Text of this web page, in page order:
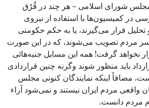
مجلس شورای اسلامی – هر چند در قُرُق
در کمیسیون‌ها با استفاده از نیروی
قرار می‌گیرند، یا به حکم حکومتی
سر مردم تصویب می‌شوند، که در این صورت
نخواهد گرفت! همه این مسایل جنبه‌هائی
باید منظور شوند وگرنه چنین قراردادی
مضافاً اینکه نمایندگان کنونی مجلس
واقعی مردم ایران نیستند و نمی‌شود آراء
مردم دانست.